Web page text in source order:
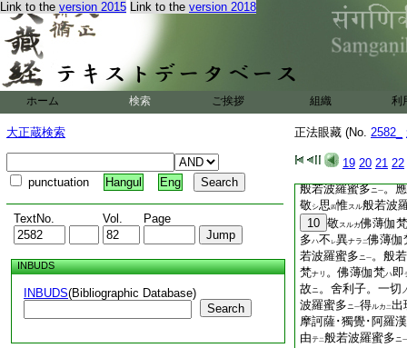
Link to the version 2015 Link to the version 2018
ホーム 検索 ご挨拶 組織 利
大正蔵検索
punctuation Hangul Eng
TextNo. Vol. Page
INBUDS
INBUDS(Bibliographic Database)
Search
正法眼藏 (No. 2582_
19 20 21 22
爲ント 損害
セント ＊作 二＊如
諸菩薩ヲ 上者。無シレ異
シルヘシ受持讀誦
西南北
。一等
滴丁東 コレ佛祖
身般若ナリ。渾他
リ。渾東西南北般
釋迦牟尼佛言
。
般若波羅蜜多ニ一。應
敬シ思四惟スル般若波
10 敬スルカ佛薄伽梵
多ハ不 レ異ナラ 二佛薄伽
若波羅蜜多ニ一。般
梵ナリ 。佛薄伽梵ハ即
故ニ。舍利子。一切
波羅蜜多ニ一得ルカ 二出
摩訶薩･獨覺･阿羅
由テ二般若波羅蜜多ニ一